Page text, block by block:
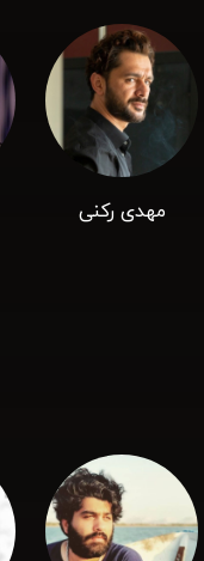
مهدی رکنی